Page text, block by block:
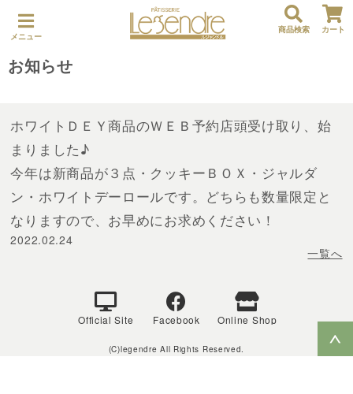
メニュー
商品検索 カート
お知らせ
ホワイトＤＥＹ商品のＷＥＢ予約店頭受け取り、始
まりました♪
今年は新商品が３点・クッキーＢＯＸ・ジャルダ
ン・ホワイトデーロールです。どちらも数量限定と
なりますので、お早めにお求めください！
2022.02.24
一覧へ
Official Site Facebook Online Shop
(C)legendre All Rights Reserved.